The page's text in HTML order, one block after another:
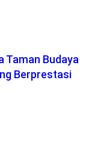
Taman Budaya
Berprestasi